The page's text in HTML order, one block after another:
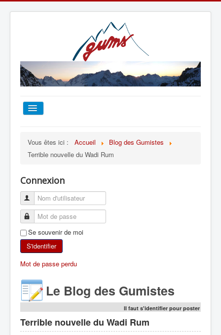
TOUT SUR LE GUMS
ESCALADE
ALPINISME
SKI DE RANDONNÉE
RANDONNÉE SPORTIVE
Vous êtes ici : Accueil
Blog des Gumistes
Terrible nouvelle du Wadi Rum
Connexion
Se souvenir de moi
S'identifier
Mot de passe perdu
Le Blog des Gumistes
Il faut s'identifier pour poster
Terrible nouvelle du Wadi Rum